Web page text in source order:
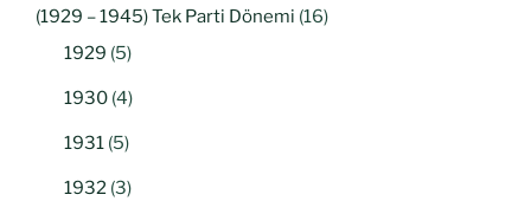
(1929 – 1945) Tek Parti Dönemi (16)
1929 (5)
1930 (4)
1931 (5)
1932 (3)